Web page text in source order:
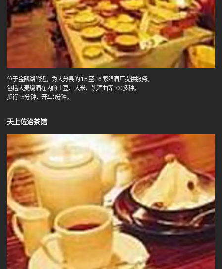
位于金隣湖附近，为大分县的 15 至 16 家啤酒厂提供服务。
包括大麦烧酒在内的土豆、大米、黑酒曲等100多种。
步行15分钟，开车3分钟。
天上佐治茶馆